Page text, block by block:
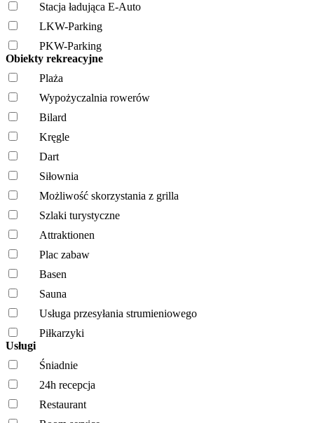
Stacja ładująca E-Auto
LKW-Parking
PKW-Parking
Obiekty rekreacyjne
Plaża
Wypożyczalnia rowerów
Bilard
Kręgle
Dart
Siłownia
Możliwość skorzystania z grilla
Szlaki turystyczne
Attraktionen
Plac zabaw
Basen
Sauna
Usługa przesyłania strumieniowego
Piłkarzyki
Usługi
Śniadnie
24h recepcja
Restaurant